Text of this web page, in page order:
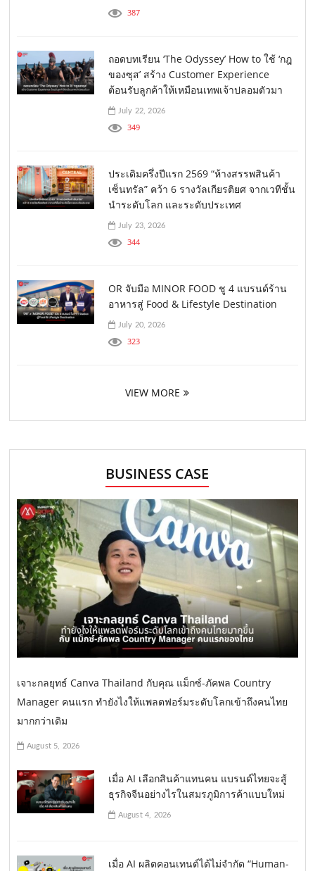
387
ถอดบทเรียน ‘The Odyssey’ How to ใช้ ‘กฎ
ของซุส’ สร้าง Customer Experience
ต้อนรับลูกค้าให้เหมือนเทพเจ้าปลอมตัวมา
July 22, 2026
349
ประเดิมครึ่งปีแรก 2569 “ห้างสรรพสินค้า
เซ็นทรัล” คว้า 6 รางวัลเกียรติยศ จากเวทีชั้น
นำระดับโลก และระดับประเทศ
July 23, 2026
344
OR จับมือ MINOR FOOD ชู 4 แบรนด์ร้าน
อาหารสู่ Food & Lifestyle Destination
July 20, 2026
323
VIEW MORE
BUSINESS CASE
เจาะกลยุทธ์ Canva Thailand กับคุณ แม็กซ์-ภัคพล Country
Manager คนแรก ทำยังไงให้แพลตฟอร์มระดับโลกเข้าถึงคนไทย
มากกว่าเดิม
August 5, 2026
เมื่อ AI เลือกสินค้าแทนคน แบรนด์ไทยจะสู้
ธุรกิจจีนอย่างไรในสมรภูมิการค้าแบบใหม่
August 4, 2026
เมื่อ AI ผลิตคอนเทนต์ได้ไม่จำกัด “Human-